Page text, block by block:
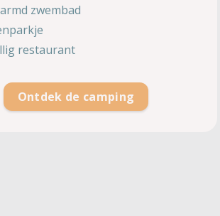
zwembad
restaurant
Ontdek de camping